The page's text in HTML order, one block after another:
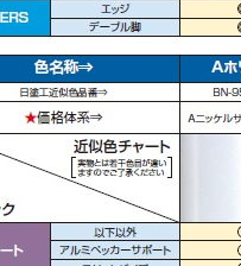
お買い物を続け